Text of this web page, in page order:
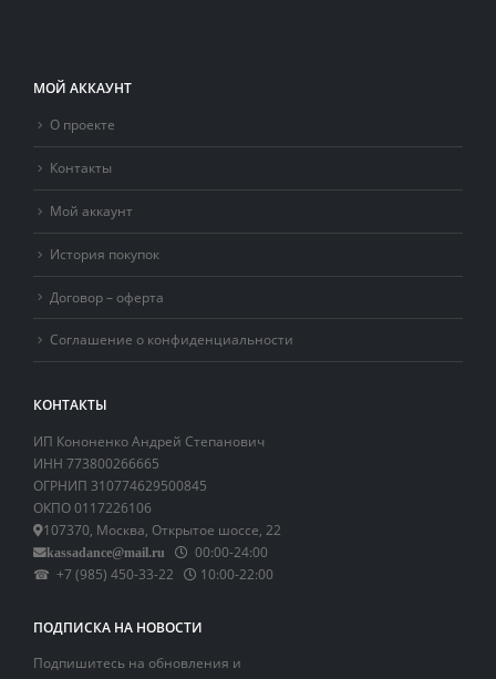
МОЙ АККАУНТ
О проекте
Контакты
Мой аккаунт
История покупок
Договор – оферта
Соглашение о конфиденциальности
КОНТАКТЫ
ИП Кононенко Андрей Степанович
ИНН 773800266665
ОГРНИП 310774629500845
ОКПО 0117226106
107370, Москва, Открытое шоссе, 22
kassadance@mail.ru
00:00-24:00
☎ +7 (985) 450-33-22
10:00-22:00
ПОДПИСКА НА НОВОСТИ
Подпишитесь на обновления и